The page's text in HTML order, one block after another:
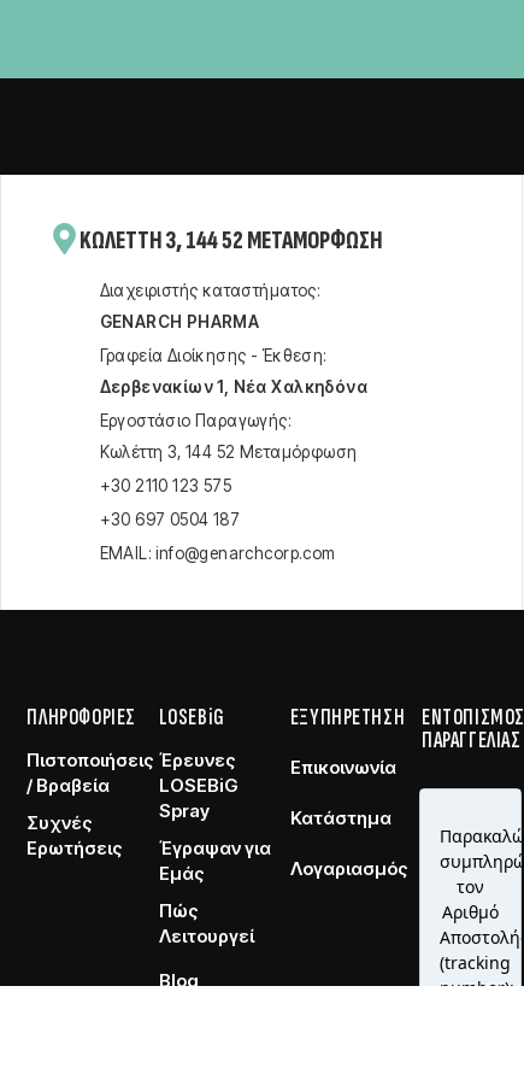
KΩΛΈΤΤΗ 3, 144 52 ΜΕΤΑΜΌΡΦΩΣΗ
Διαχειριστής καταστήματος:
GENARCH PHARMA
Γραφεία Διοίκησης - Έκθεση:
Δερβενακίων 1, Νέα Χαλκηδόνα
Εργοστάσιο Παραγωγής:
Kωλέττη 3, 144 52 Μεταμόρφωση
+30 2110 123 575
+30 697 0504 187
EMAIL: info@genarchcorp.com
ΠΛΗΡΟΦΟΡΙΕΣ
Πιστοποιήσεις
/ Βραβεία
Συχνές
Ερωτήσεις
LOSEBiG
Έρευνες
LOSEBiG
Spray
Έγραψαν για
Εμάς
Πώς
Λειτουργεί
Blog
ΕΞΥΠΗΡΕΤΗΣΗ
Επικοινωνία
Κατάστημα
Λογαριασμός
ΕΝΤΟΠΙΣΜΟΣ
ΠΑΡΑΓΓΕΛΙΑΣ